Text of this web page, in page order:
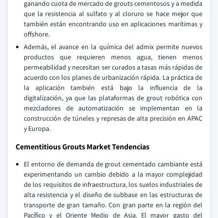
ganando cuota de mercado de grouts cementosos y a medida
que la resistencia al sulfato y al cloruro se hace mejor que
también están encontrando uso en aplicaciones marítimas y
offshore.
Además, el avance en la química del admix permite nuevos
productos que requieren menos agua, tienen menos
permeabilidad y necesitan ser curados a tasas más rápidas de
acuerdo con los planes de urbanización rápida. La práctica de
la aplicación también está bajo la influencia de la
digitalización, ya que las plataformas de grout robótica con
mezcladores de automatización se implementan en la
construcción de túneles y represas de alta precisión en APAC
y Europa.
Cementitious Grouts Market Tendencias
El entorno de demanda de grout cementado cambiante está
experimentando un cambio debido a la mayor complejidad
de los requisitos de infraestructura, los suelos industriales de
alta resistencia y el diseño de subbase en las estructuras de
transporte de gran tamaño. Con gran parte en la región del
Pacífico y el Oriente Medio de Asia. El mayor gasto del